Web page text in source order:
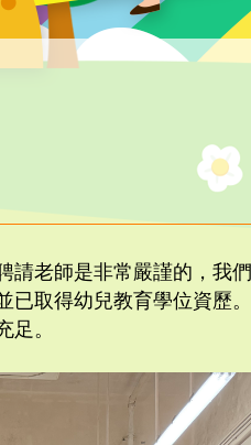
請老師是非常嚴謹的，我
已取得幼兒教育學位資歷
足。